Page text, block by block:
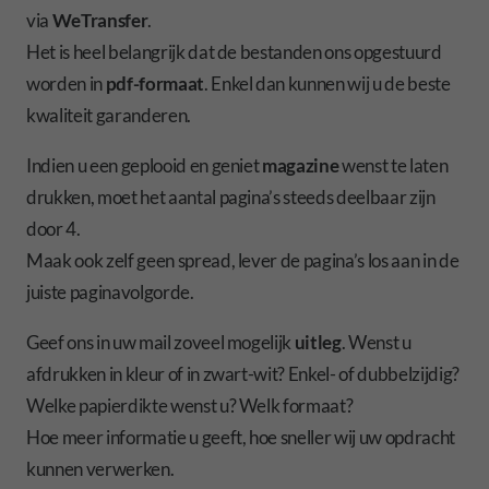
viaWeTransfer.
Het is heel belangrijk dat de bestanden ons opgestuurd
worden inpdf-formaat. Enkel dan kunnen wij u de beste
kwaliteit garanderen.
Indien u een geplooid en genietmagazinewenst te laten
drukken, moet het aantal pagina’s steeds deelbaar zijn
door 4.
Maak ook zelf geen spread, lever de pagina’s los aan in de
juiste paginavolgorde.
Geef ons in uw mail zoveel mogelijk uitleg. Wenst u
afdrukken in kleur of in zwart-wit? Enkel- of dubbelzijdig?
Welke papierdikte wenst u? Welk formaat?
Hoe meer informatie u geeft, hoe sneller wij uw opdracht
kunnen verwerken.